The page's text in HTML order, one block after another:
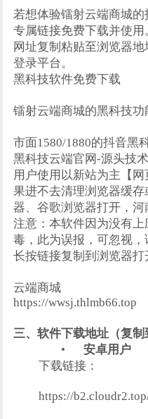
若想体验镭射云端商城
专属链接免费下载并使
网址复制粘贴至浏览器
登录平台。
黑科技软件免费下载
镭射云端商城的黑科技功
市面1580/1880的抖音黑
黑科技云端官网-源头技术
用户使用以新站为主【
果进不去清理浏览器缓
器、谷歌浏览器打开，河
注意：本软件因为没有
毒，此为误报，可忽视，
长按链接复制到浏览器打
云端商城
https://wwsj.thlmb66.top
三、软件下载地址（复制
•
安卓用户
下载链接：
https://